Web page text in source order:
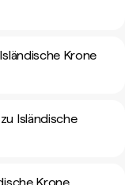
Krone
Isländische